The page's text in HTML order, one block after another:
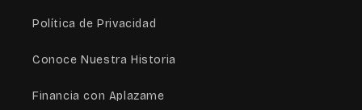
Política de Privacidad
Conoce Nuestra Historia
Financia con Aplazame